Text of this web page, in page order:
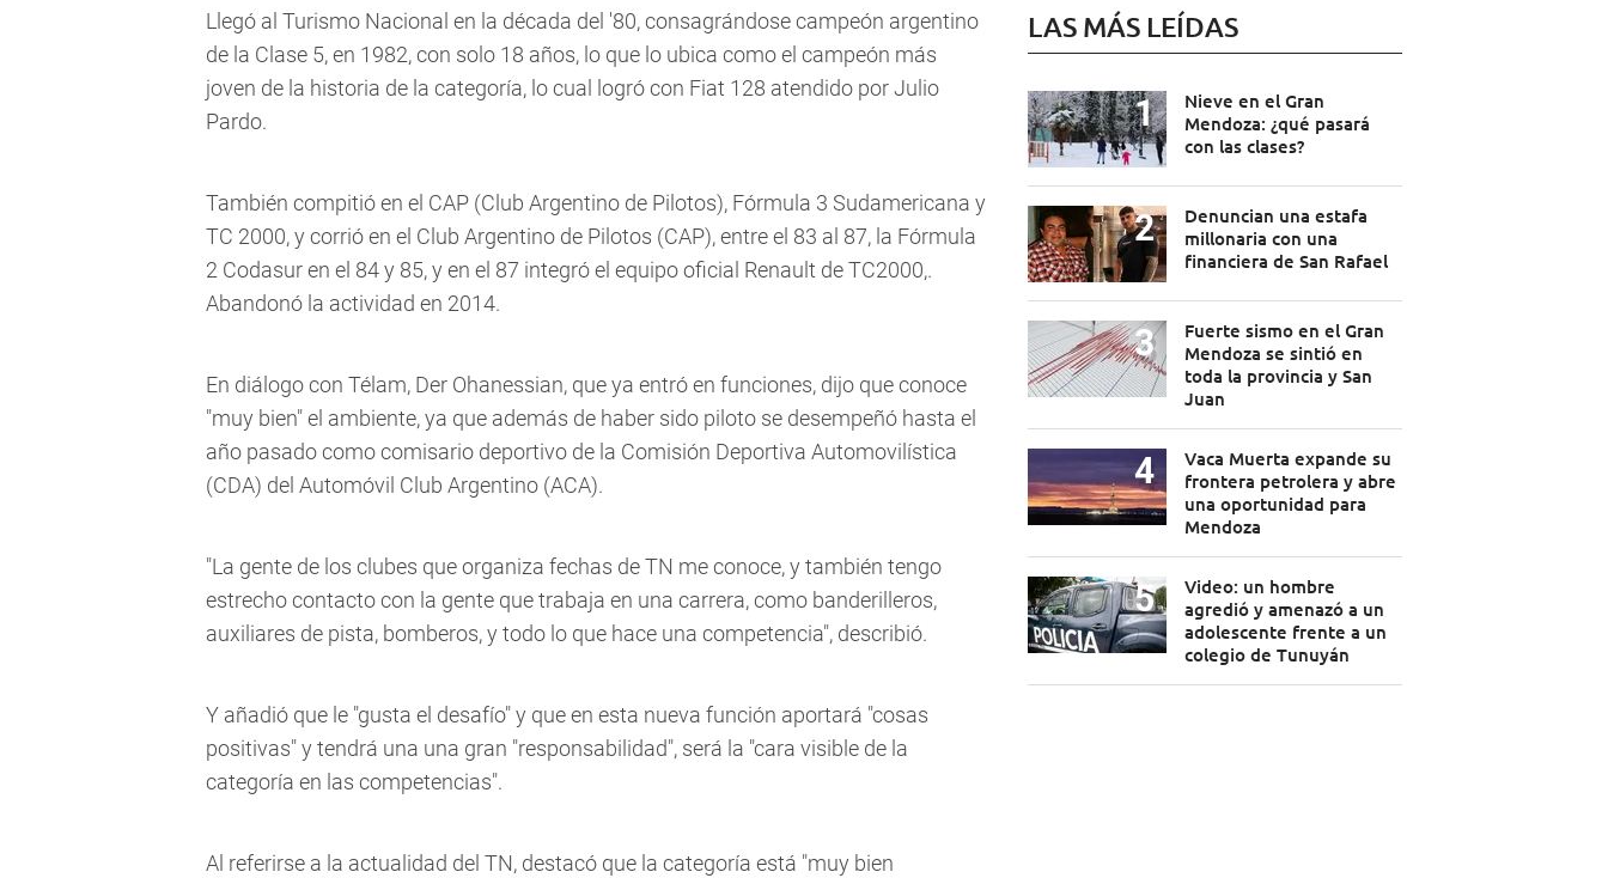
Llegó al Turismo Nacional en la década del '80, consagrándose campeón argentino
de la Clase 5, en 1982, con solo 18 años, lo que lo ubica como el campeón más
joven de la historia de la categoría, lo cual logró con Fiat 128 atendido por Julio
Pardo.
También compitió en el CAP (Club Argentino de Pilotos), Fórmula 3 Sudamericana y
TC 2000, y corrió en el Club Argentino de Pilotos (CAP), entre el 83 al 87, la Fórmula
2 Codasur en el 84 y 85, y en el 87 integró el equipo oficial Renault de TC2000,.
Abandonó la actividad en 2014.
En diálogo con Télam, Der Ohanessian, que ya entró en funciones, dijo que conoce
"muy bien" el ambiente, ya que además de haber sido piloto se desempeñó hasta el
año pasado como comisario deportivo de la Comisión Deportiva Automovilística
(CDA) del Automóvil Club Argentino (ACA).
"La gente de los clubes que organiza fechas de TN me conoce, y también tengo
estrecho contacto con la gente que trabaja en una carrera, como banderilleros,
auxiliares de pista, bomberos, y todo lo que hace una competencia", describió.
Y añadió que le "gusta el desafío" y que en esta nueva función aportará "cosas
positivas" y tendrá una una gran "responsabilidad", será la "cara visible de la
categoría en las competencias".
Al referirse a la actualidad del TN, destacó que la categoría está "muy bien
LAS MÁS LEÍDAS
Nieve en el Gran
Mendoza: ¿qué pasará
con las clases?
Denuncian una estafa
millonaria con una
financiera de San Rafael
Fuerte sismo en el Gran
Mendoza se sintió en
toda la provincia y San
Juan
Vaca Muerta expande su
frontera petrolera y abre
una oportunidad para
Mendoza
Video: un hombre
agredió y amenazó a un
adolescente frente a un
colegio de Tunuyán